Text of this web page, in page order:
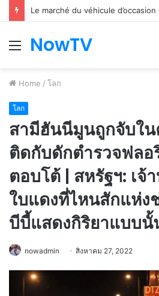
Le marché du véhicule
Menu
NowTV
Home / โลก
โลก
สามีฮันนีมูนถูกจับใ
ติดกับดักตำรวจฟลอ
ตอบโต้ | สหรัฐฯ: เจ้
ใบแดงที่ไหนสักแห่ง
บีบี้แสดงกิริยาแบบนั้
nowadmin สิงหาคม 27, 2022